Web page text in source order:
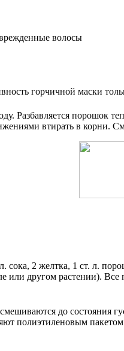
волосы
горчичной маски
Разбавляется порошок
втирать в корни.
сока, 2 желтка, 1 ст. л.
или другом растении).
до состояния
полиэтиленовым